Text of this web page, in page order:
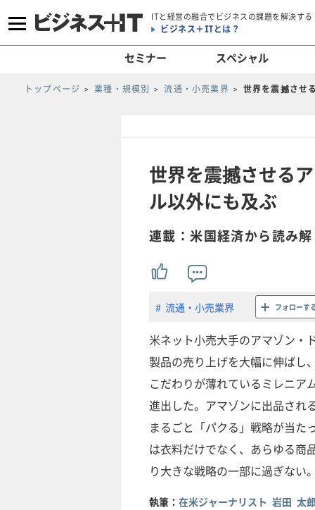
ITと経営の融合でビジネスの課題を解決する
ビジネス＋ITとは？
セミナー スペシャル
トップページ 業種・規模別 流通・小売業界 世界を震撼させ
世界を震撼させる
ル以外にも及ぶ
連載：米国経済から読み
流通・小売業界 フォローす
米ネット小売大手のアマゾン・
製品の売り上げを大幅に伸ばし
こだわりが薄れているミレニア
進出した。アマゾンに出品され
まるごと「パクる」戦略が当た
は衣料だけでなく、あらゆる商
り大きな戦略の一部に過ぎない
執筆： 在米ジャーナリスト 岩田 太